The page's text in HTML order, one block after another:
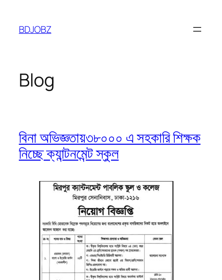
content
BDJOBZ
Blog
বিনা অভিজ্ঞতায়৩৮০০০ এ সহকারি শিক্ষক
নিচ্ছে ক্যান্টনমেন্ট স্কুল